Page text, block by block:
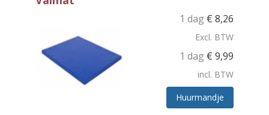
1 dag € 8,26
Excl. BTW
1 dag € 9,99
incl. BTW
Huurmandje